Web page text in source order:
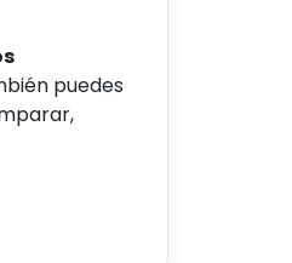
puedes